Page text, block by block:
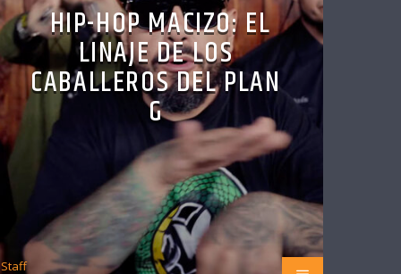
HIP-HOP MACIZO: EL
LINAJE DE LOS
CABALLEROS DEL PLAN
G
Staff